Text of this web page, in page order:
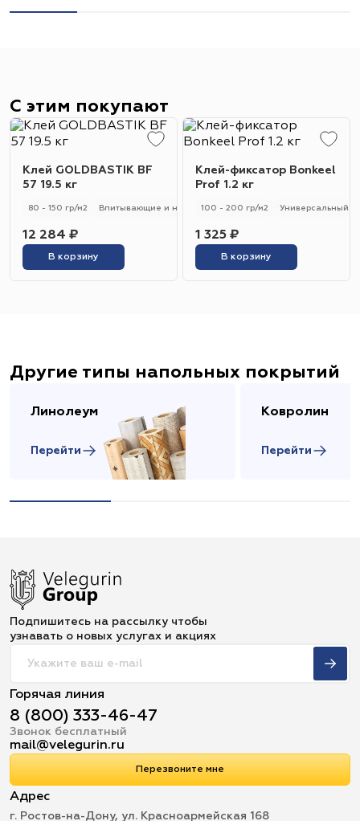
С этим покупают
Клей GOLDBASTIK BF
57 19.5 кг
80 - 150 гр/м2 Впитывающие и не впитывающие Универсальный
12 284 ₽
В корзину
Клей-фиксатор Bonkeel
Prof 1.2 кг
100 - 200 гр/м2 Универсальный
1 325 ₽
В корзину
Другие типы напольных покрытий
Линолеум
Перейти
Ковролин
Перейти
Подпишитесь на рассылку чтобы
узнавать о новых услугах и акциях
Горячая линия
8 (800) 333-46-47
Звонок бесплатный
mail@velegurin.ru
Перезвоните мне
Адрес
г. Ростов-на-Дону, ул. Красноармейская 168